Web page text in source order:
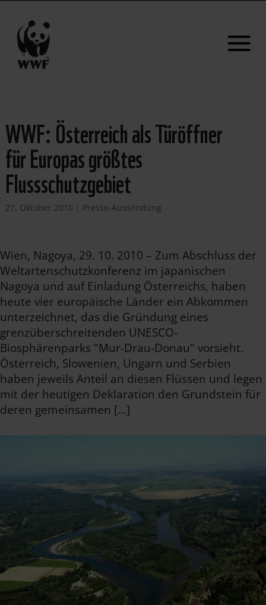
WWF: Österreich als Türöffner
für Europas größtes
Flussschutzgebiet
27. Oktober 2010 | Presse-Aussendung
Wien, Nagoya, 29. 10. 2010 – Zum Abschluss der
Weltartenschutzkonferenz im japanischen
Nagoya und auf Einladung Österreichs, haben
heute vier europäische Länder ein Abkommen
unterzeichnet, das die Gründung eines
grenzüberschreitenden UNESCO-
Biosphärenparks "Mur-Drau-Donau" vorsieht.
Österreich, Slowenien, Ungarn und Serbien
haben jeweils Anteil an diesen Flüssen und legen
mit der heutigen Deklaration den Grundstein für
deren gemeinsamen […]